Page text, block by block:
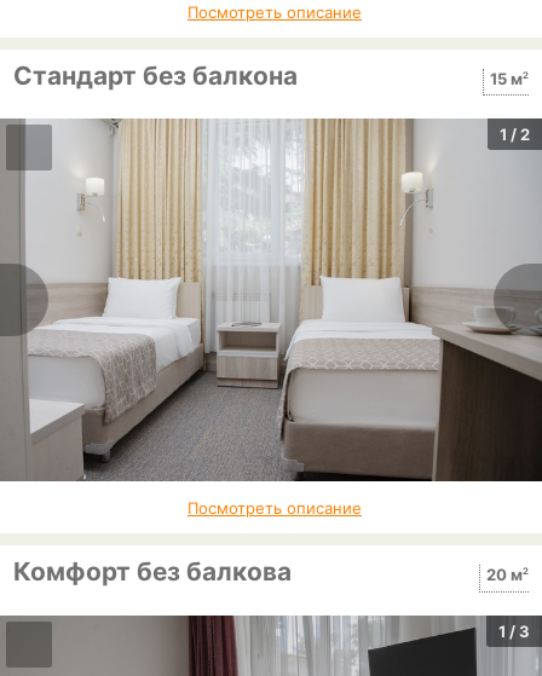
Посмотреть описание
15 м2
Стандарт без балкона
1 / 2
Посмотреть описание
20 м2
Комфорт без балкова
1 / 3